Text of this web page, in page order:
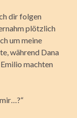
dir folgen
plötzlich
um meine
während Dana
machten